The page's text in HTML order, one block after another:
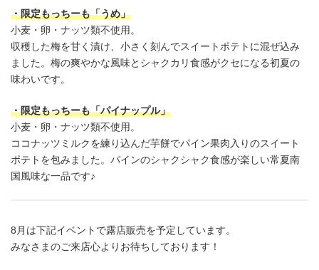
・限定もっちーも「うめ」
小麦・卵・ナッツ類不使用。
収穫した梅を甘く漬け、小さく刻んでスイートポテトに混ぜ込み
ました。梅の爽やかな風味とシャクカリ食感がクセになる初夏の
味わいです。
・限定もっちーも「パイナップル」
小麦・卵・ナッツ類不使用。
ココナッツミルクを練り込んだ芋餅でパイン果肉入りのスイート
ポテトを包みました。パインのシャクシャク食感が楽しい常夏南
国風味な一品です♪
8月は下記イベントで露店販売を予定しています。
みなさまのご来店心よりお待ちしております！